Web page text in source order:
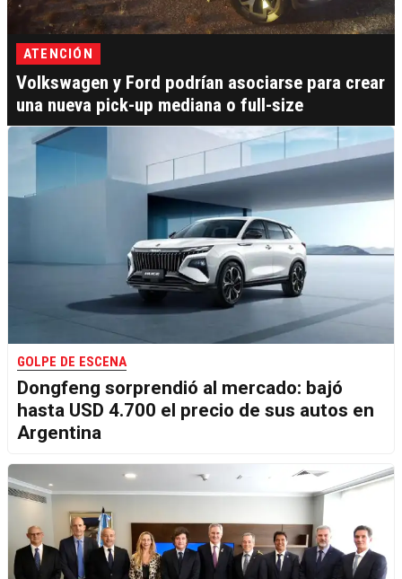
ATENCIÓN
Volkswagen y Ford podrían asociarse para crear
una nueva pick-up mediana o full-size
GOLPE DE ESCENA
Dongfeng sorprendió al mercado: bajó
hasta USD 4.700 el precio de sus autos en
Argentina